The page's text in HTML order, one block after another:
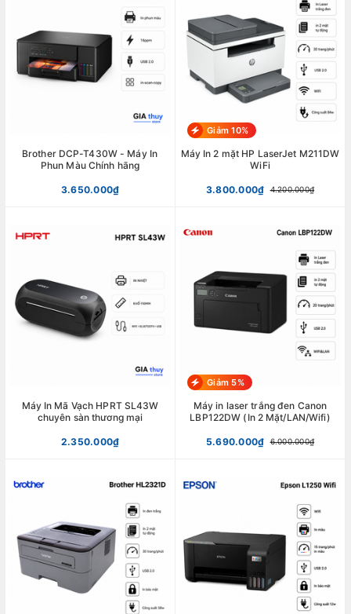
Brother DCP-T430W - Máy In
Phun Màu Chính hãng
3.650.000₫
Giảm 10%
Máy In 2 mặt HP LaserJet M211DW
WiFi
3.800.000₫ 4.200.000₫
Máy In Mã Vạch HPRT SL43W
chuyên sàn thương mại
2.350.000₫
Giảm 5%
Máy in laser trắng đen Canon
LBP122DW (In 2 Mặt/LAN/Wifi)
5.690.000₫ 6.000.000₫